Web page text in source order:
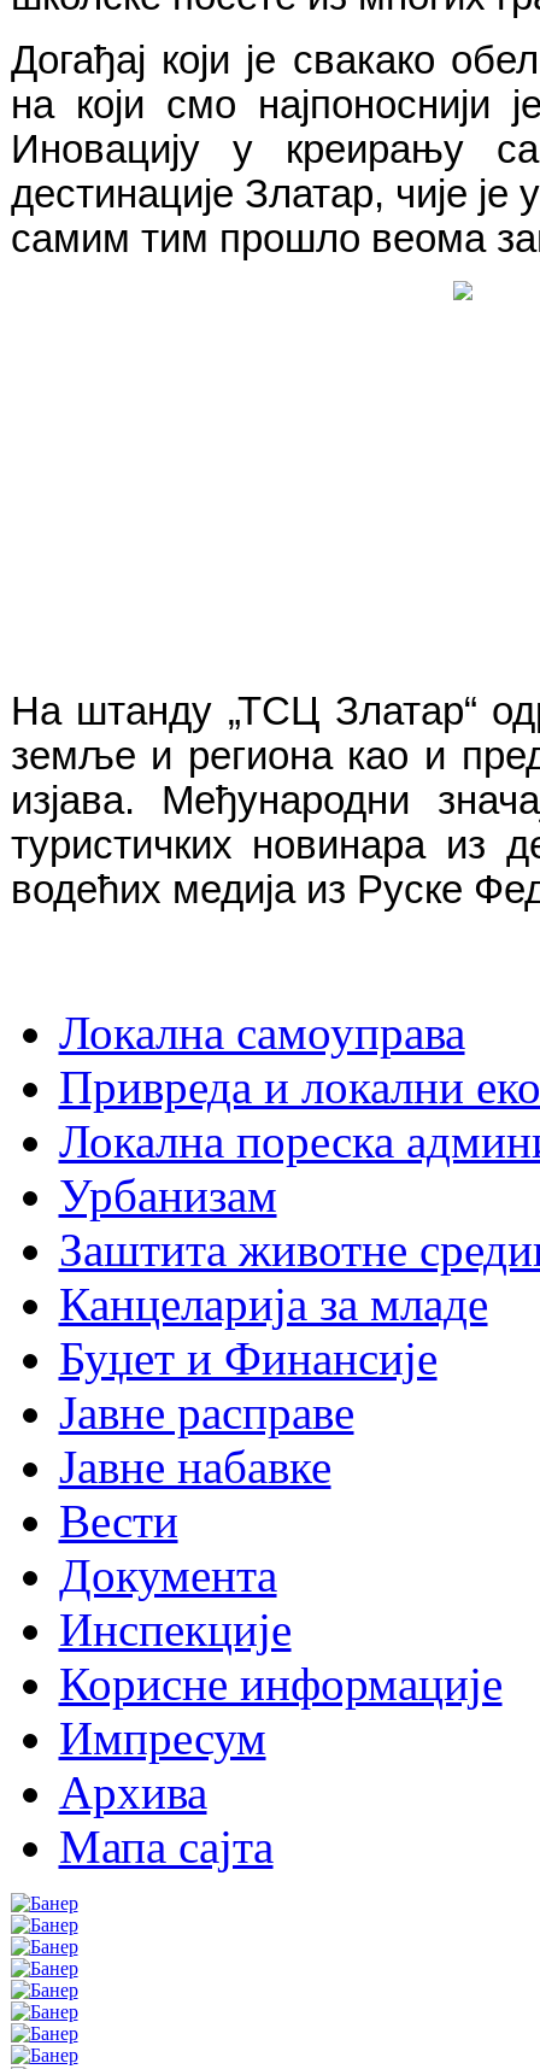
Догађај који је свакако
на који смо
Иновацију у креирању
дестинације Златар, чије
самим тим прошло веома
На штанду „ТСЦ Златар“
земље и региона као и
изјава. Међународни
туристичких новинара
водећих медија из Руске
Локална самоуправа
Привреда и локални
Локална пореска
Урбанизам
Заштита животне
Канцеларија за младе
Буџет и Финансије
Јавне расправе
Јавне набавке
Вести
Документа
Инспекције
Корисне информације
Импресум
Архива
Мапа сајта